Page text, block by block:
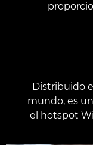
Distribuido
mundo, es
el hotspot